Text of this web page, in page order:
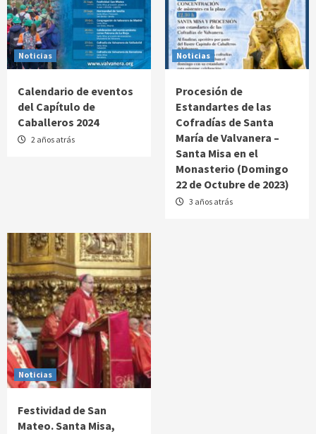
Noticias
Calendario de eventos
del Capítulo de
Caballeros 2024
2 años atrás
Noticias
Procesión de
Estandartes de las
Cofradías de Santa
María de Valvanera –
Santa Misa en el
Monasterio (Domingo
22 de Octubre de 2023)
3 años atrás
Noticias
Festividad de San
Mateo. Santa Misa,